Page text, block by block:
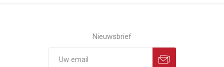
Nieuwsbrief